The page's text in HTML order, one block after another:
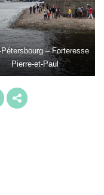
– Forteresse
Pierre-et-Paul